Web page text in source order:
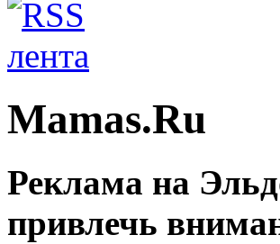
Mamas.Ru
Реклама на
привлечь